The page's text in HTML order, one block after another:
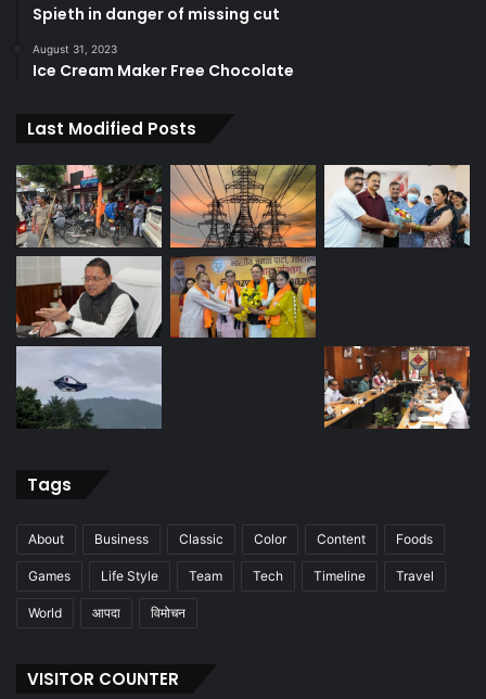
Spieth in danger of missing cut
August 31, 2023
Ice Cream Maker Free Chocolate
Last Modified Posts
Tags
About Business Classic Color Content Foods
Games Life Style Team Tech Timeline Travel
World आपदा विमोचन
VISITOR COUNTER